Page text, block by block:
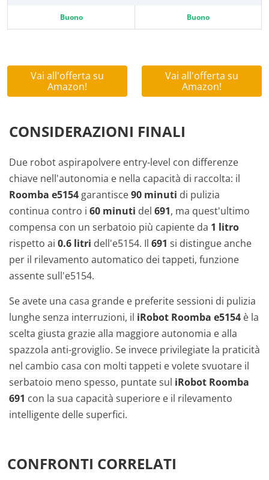
Buono Buono
Vai all'offerta su
Amazon!
Vai all'offerta su
Amazon!
CONSIDERAZIONI FINALI
Due robot aspirapolvere entry-level con differenze
chiave nell'autonomia e nella capacità di raccolta: il
Roomba e5154garantisce90 minuti di pulizia
continua contro i 60 minuti del 691, ma quest'ultimo
compensa con un serbatoio più capiente da 1 litro
rispetto ai 0.6 litri dell'e5154. Il 691 si distingue anche
per il rilevamento automatico dei tappeti, funzione
assente sull'e5154.
Se avete una casa grande e preferite sessioni di pulizia
lunghe senza interruzioni, il iRobot Roomba e5154 è la
scelta giusta grazie alla maggiore autonomia e alla
spazzola anti-groviglio. Se invece privilegiate la praticità
nel cambio casa con molti tappeti e volete svuotare il
serbatoio meno spesso, puntate sul iRobot Roomba
691 con la sua capacità superiore e il rilevamento
intelligente delle superfici.
CONFRONTI CORRELATI